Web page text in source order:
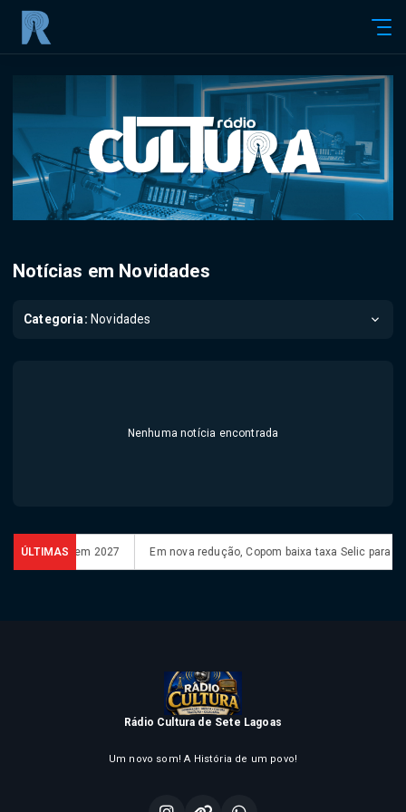
Notícias em Novidades
Categoria: Novidades
Nenhuma notícia encontrada
ÚLTIMAS
Feminina em 2027 Em nova redução, Copom baixa taxa Selic para
Rádio Cultura de Sete Lagoas
Um novo som! A História de um povo!